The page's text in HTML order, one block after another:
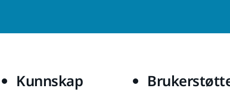
Kunnskap